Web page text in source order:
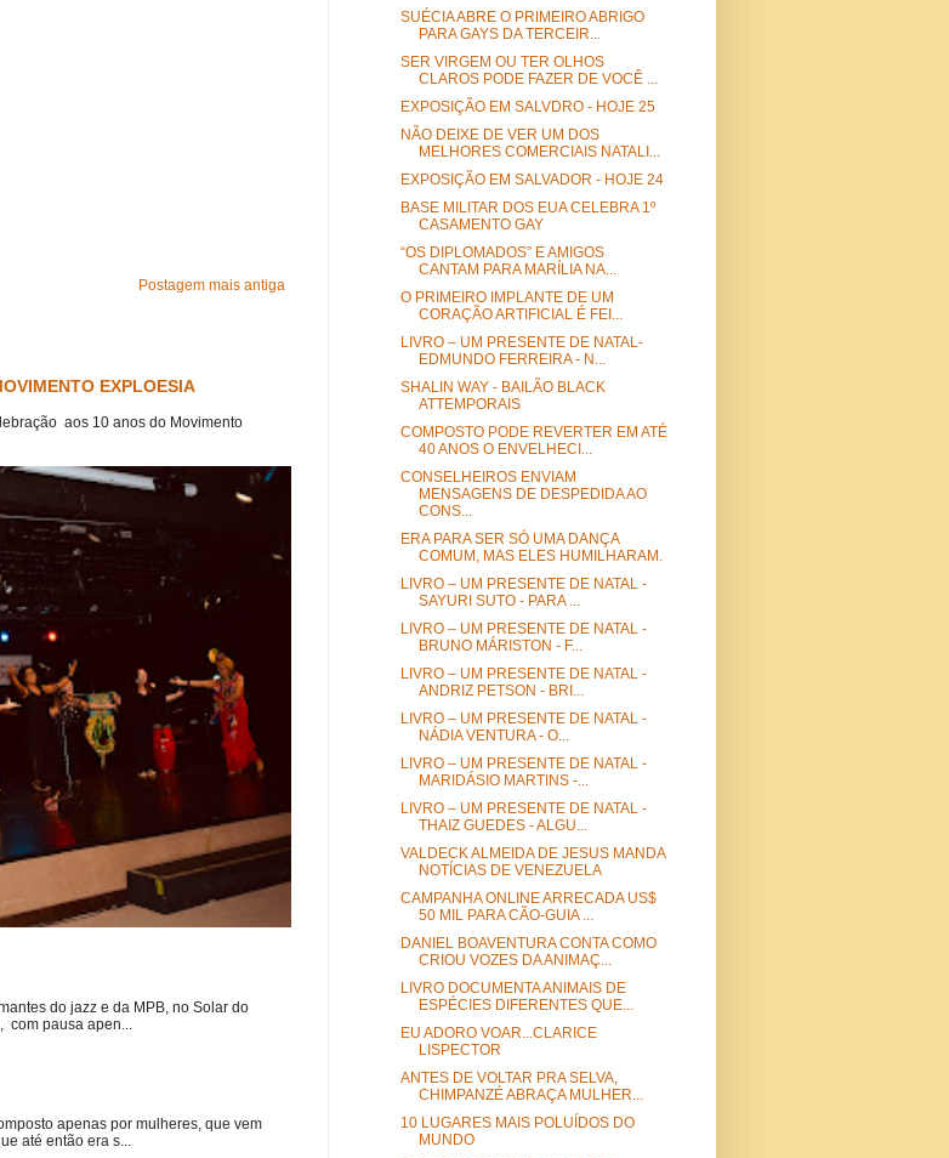
Postagem mais antiga
EXPLOESIA
aos 10 anos do Movimento
do jazz e da MPB, no Solar do
pausa apen...
apenas por mulheres, que vem
até então era s...
SUÉCIA ABRE O PRIMEIRO ABRIGO
PARA GAYS DA TERCEIR...
SER VIRGEM OU TER OLHOS
CLAROS PODE FAZER DE VOCÊ ...
EXPOSIÇÃO EM SALVDRO - HOJE 25
NÃO DEIXE DE VER UM DOS
MELHORES COMERCIAIS NATALI...
EXPOSIÇÃO EM SALVADOR - HOJE 24
BASE MILITAR DOS EUA CELEBRA 1º
CASAMENTO GAY
“OS DIPLOMADOS” E AMIGOS
CANTAM PARA MARÍLIA NA...
O PRIMEIRO IMPLANTE DE UM
CORAÇÃO ARTIFICIAL É FEI...
LIVRO – UM PRESENTE DE NATAL-
EDMUNDO FERREIRA - N...
SHALIN WAY - BAILÃO BLACK
ATTEMPORAIS
COMPOSTO PODE REVERTER EM ATÉ
40 ANOS O ENVELHECI...
CONSELHEIROS ENVIAM
MENSAGENS DE DESPEDIDA AO
CONS...
ERA PARA SER SÓ UMA DANÇA
COMUM, MAS ELES HUMILHARAM.
LIVRO – UM PRESENTE DE NATAL -
SAYURI SUTO - PARA ...
LIVRO – UM PRESENTE DE NATAL -
BRUNO MÁRISTON - F...
LIVRO – UM PRESENTE DE NATAL -
ANDRIZ PETSON - BRI...
LIVRO – UM PRESENTE DE NATAL -
NÁDIA VENTURA - O...
LIVRO – UM PRESENTE DE NATAL -
MARIDÁSIO MARTINS -...
LIVRO – UM PRESENTE DE NATAL -
THAIZ GUEDES - ALGU...
VALDECK ALMEIDA DE JESUS MANDA
NOTÍCIAS DE VENEZUELA
CAMPANHA ONLINE ARRECADA US$
50 MIL PARA CÃO-GUIA ...
DANIEL BOAVENTURA CONTA COMO
CRIOU VOZES DA ANIMAÇ...
LIVRO DOCUMENTA ANIMAIS DE
ESPÉCIES DIFERENTES QUE...
EU ADORO VOAR...CLARICE
LISPECTOR
ANTES DE VOLTAR PRA SELVA,
CHIMPANZÉ ABRAÇA MULHER...
10 LUGARES MAIS POLUÍDOS DO
MUNDO